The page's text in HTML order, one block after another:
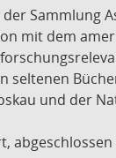
Sammlung
mit dem
seltenen
und der
abgeschlossen